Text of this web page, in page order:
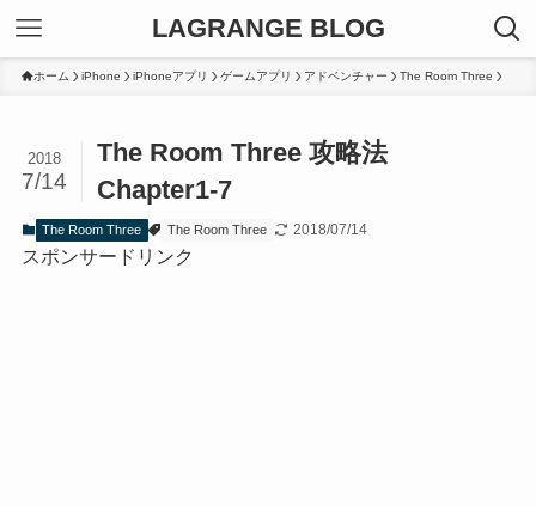
LAGRANGE BLOG
ホーム iPhone iPhoneアプリ ゲームアプリ アドベンチャー The Room Three
The Room Three 攻略法
Chapter1-7
2018
7/14
The Room Three The Room Three 2018/07/14
スポンサードリンク